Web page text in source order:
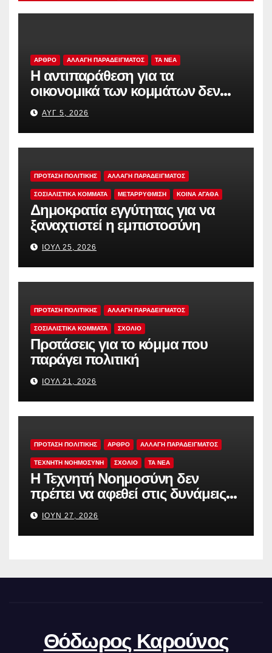
ΑΡΘΡΟ ΑΛΛΑΓΗ ΠΑΡΑΔΕΙΓΜΑΤΟΣ TA NEA
Η αντιπαράθεση για τα
οικονομικά των κομμάτων δεν
αρκεί
ΑΥΓ 5, 2026
ΠΡΟΤΑΣΗ ΠΟΛΙΤΙΚΗΣ ΑΛΛΑΓΗ ΠΑΡΑΔΕΙΓΜΑΤΟΣ
ΣΟΣΙΑΛΙΣΤΙΚΆ ΚΌΜΜΑΤΑ ΜΕΤΑΡΡΥΘΜΙΣΗ ΚΟΙΝΑ ΑΓΑΘΑ
Δημοκρατία εγγύτητας για να
ξαναχτιστεί η εμπιστοσύνη
ΙΟΎΛ 25, 2026
ΠΡΟΤΑΣΗ ΠΟΛΙΤΙΚΗΣ ΑΛΛΑΓΗ ΠΑΡΑΔΕΙΓΜΑΤΟΣ
ΣΟΣΙΑΛΙΣΤΙΚΆ ΚΌΜΜΑΤΑ ΣΧΟΛΙΟ
Προτάσεις για το κόμμα που
παράγει πολιτική
ΙΟΎΛ 21, 2026
ΠΡΟΤΑΣΗ ΠΟΛΙΤΙΚΗΣ ΑΡΘΡΟ ΑΛΛΑΓΗ ΠΑΡΑΔΕΙΓΜΑΤΟΣ
ΤΕΧΝΗΤΗ ΝΟΗΜΟΣΥΝΗ ΣΧΟΛΙΟ TA NEA
Η Τεχνητή Νοημοσύνη δεν
πρέπει να αφεθεί στις δυνάμεις
της αγοράς
ΙΟΎΝ 27, 2026
Θόδωρος Καρούνος